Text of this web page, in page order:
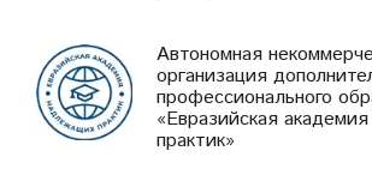
Автономная
организация
профессионального
«Евразийская
практик»